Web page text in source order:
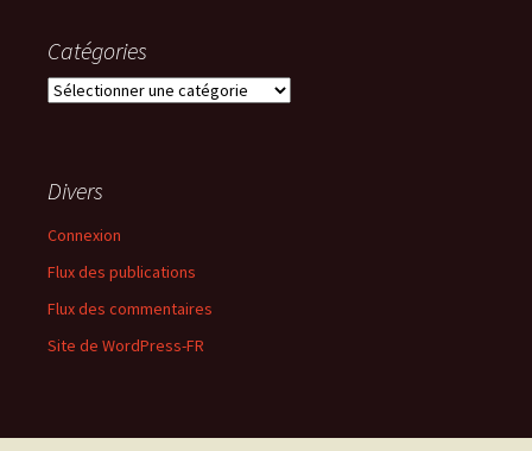
Catégories
Catégories
Divers
Connexion
Flux des publications
Flux des commentaires
Site de WordPress-FR